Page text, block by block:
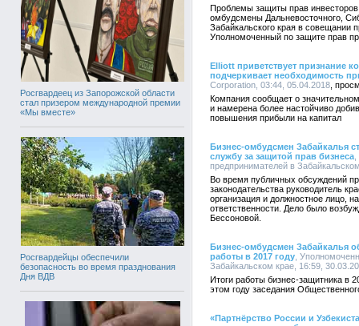
Росгвардеец из Запорожской области
стал призером международной премии
«Мы вместе»
Росгвардейцы обеспечили
безопасность во время празднования
Дня ВДВ
Проблемы защиты прав
омбудсмены Дальневосточного,
Забайкальского края в совещании
Уполномоченный по защите прав
Elliott приветствует признание
подчеркивает необходимость
Corporation, 03:44, 05.04.2018
Компания сообщает о
и намерена более настойчиво
повышения прибыли на капитал
Бизнес-омбудсмен Забайкалья
службу за защитой прав бизнеса
предпринимателей в
Во время публичных обсуждений
законодательства руководитель
организация и должностное лицо,
ответственности. Дело было
Бессоновой.
Бизнес-омбудсмен Забайкалья
работы в 2017 году ,
Забайкальском крае, 16:59,
Итоги работы бизнес-защитника в
этом году заседания
«Партнёрство России и